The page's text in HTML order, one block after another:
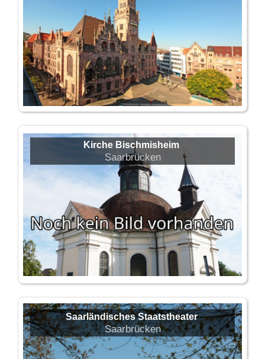
Kirche Bischmisheim
Saarbrücken
Saarländisches Staatstheater
Saarbrücken